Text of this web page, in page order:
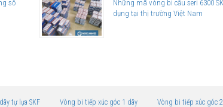
số
Những mã vòng bi cầu seri 6300
dụng tại thị trường Việt Nam
tự lựa SKF Vòng bi tiếp xúc góc 1 dãy Vòng bi tiếp xúc góc